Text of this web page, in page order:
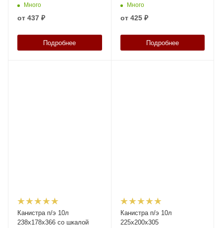
код: 19030
Много
от 437 ₽
Подробнее
слоем, с пробкой, код:
Много
от 425 ₽
Подробнее
Канистра п/э 10л
238х178х366 со шкалой
Канистра п/э 10л
225х200х305